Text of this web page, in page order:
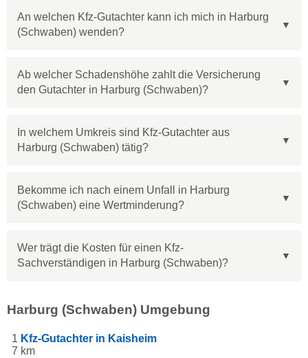
An welchen Kfz-Gutachter kann ich mich in Harburg
(Schwaben) wenden?
Ab welcher Schadenshöhe zahlt die Versicherung
den Gutachter in Harburg (Schwaben)?
In welchem Umkreis sind Kfz-Gutachter aus
Harburg (Schwaben) tätig?
Bekomme ich nach einem Unfall in Harburg
(Schwaben) eine Wertminderung?
Wer trägt die Kosten für einen Kfz-
Sachverständigen in Harburg (Schwaben)?
Harburg (Schwaben) Umgebung
1 Kfz-Gutachter in Kaisheim
7 km